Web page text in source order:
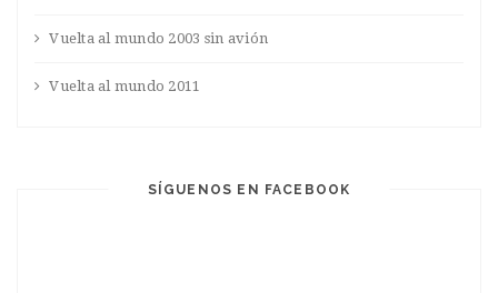
Vuelta al mundo 2003 sin avión
Vuelta al mundo 2011
SÍGUENOS EN FACEBOOK